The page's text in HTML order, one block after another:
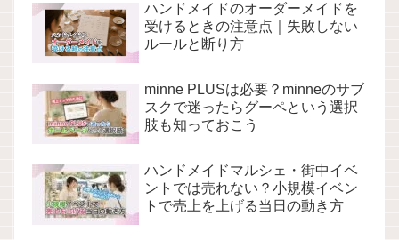
ハンドメイドのオーダーメイドを
受けるときの注意点｜失敗しない
ルールと断り方
minne PLUSは必要？minneのサブ
スクで迷ったらグーペという選択
肢も知っておこう
ハンドメイドマルシェ・街中イベ
ントでは売れない？小規模イベン
トで売上を上げる当日の動き方